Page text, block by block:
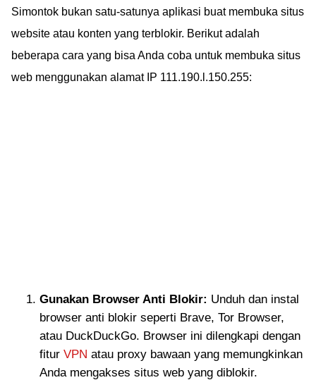
Simontok bukan satu-satunya aplikasi buat membuka situs
website atau konten yang terblokir. Berikut adalah
beberapa cara yang bisa Anda coba untuk membuka situs
web menggunakan alamat IP 111.190.l.150.255:
Gunakan Browser Anti Blokir: Unduh dan instal
browser anti blokir seperti Brave, Tor Browser,
atau DuckDuckGo. Browser ini dilengkapi dengan
fitur VPN atau proxy bawaan yang memungkinkan
Anda mengakses situs web yang diblokir.